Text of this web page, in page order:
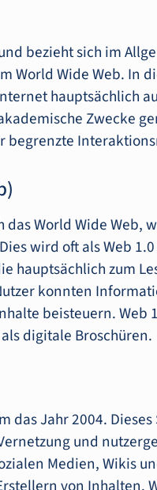
bezieht sich im
World Wide Web. In
hauptsächlich
Zwecke
begrenzte
World Wide Web,
wird oft als Web
hauptsächlich zum
konnten
beisteuern. Web
digitale Broschüren.
das Jahr 2004.
und
Medien, Wikis